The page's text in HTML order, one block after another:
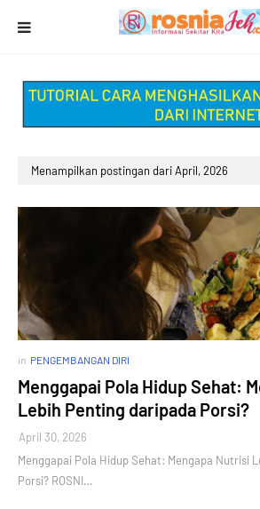
Menampilkan postingan dari April, 2026
in PENGEMBANGAN DIRI
Menggapai Pola Hidup Sehat:
Lebih Penting daripada Porsi?
April 30, 2026
Menggapai Pola Hidup Sehat: Mengapa Nutrisi
Porsi? ROSNI…